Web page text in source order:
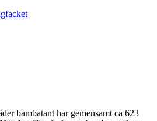
bambatant har gemensamt ca 623